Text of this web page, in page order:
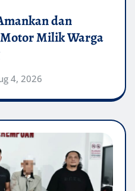
dan
Milik Warga
4, 2026